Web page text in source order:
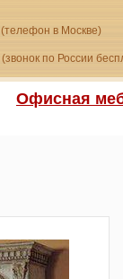
(телефон в Москве)
(звонок по России
Офисная